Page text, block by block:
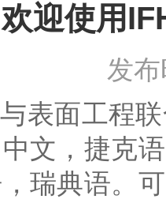
欢迎使用
发
面工程联
文，捷克
瑞典语。